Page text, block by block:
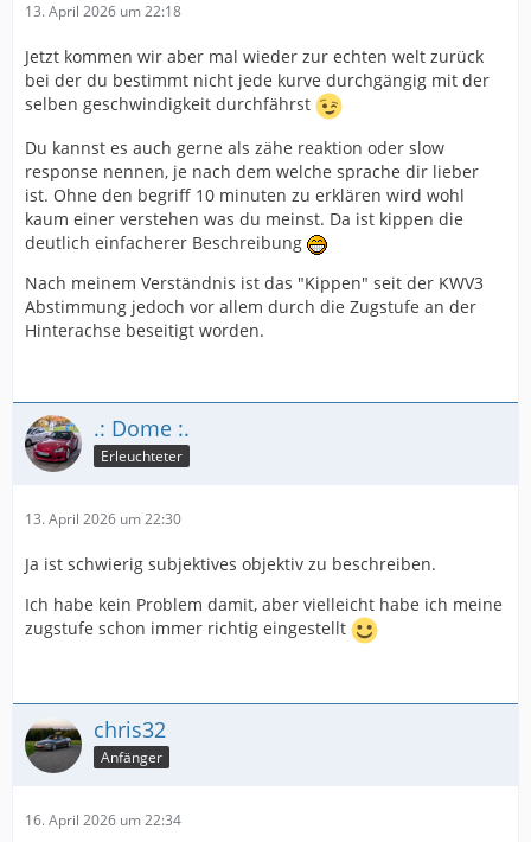
13. April 2026 um 22:18
Jetzt kommen wir aber mal wieder zur echten welt zurück
bei der du bestimmt nicht jede kurve durchgängig mit der
selben geschwindigkeit durchfährst
Du kannst es auch gerne als zähe reaktion oder slow
response nennen, je nach dem welche sprache dir lieber
ist. Ohne den begriff 10 minuten zu erklären wird wohl
kaum einer verstehen was du meinst. Da ist kippen die
deutlich einfacherer Beschreibung
Nach meinem Verständnis ist das "Kippen" seit der KWV3
Abstimmung jedoch vor allem durch die Zugstufe an der
Hinterachse beseitigt worden.
.: Dome :.
Erleuchteter
13. April 2026 um 22:30
Ja ist schwierig subjektives objektiv zu beschreiben.
Ich habe kein Problem damit, aber vielleicht habe ich meine
zugstufe schon immer richtig eingestellt
chris32
Anfänger
16. April 2026 um 22:34